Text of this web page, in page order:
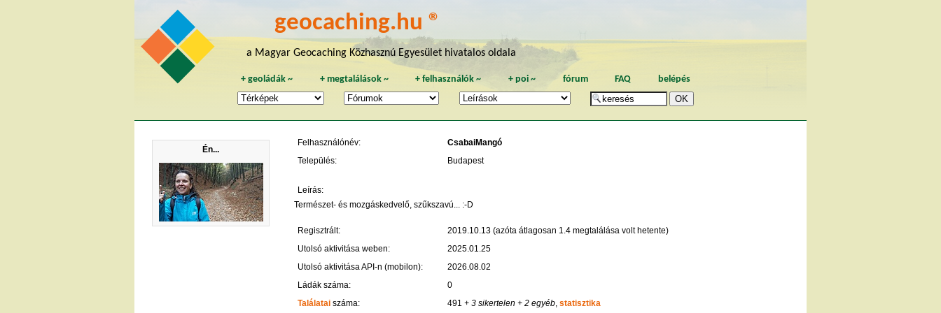
geocaching.hu ®
a Magyar Geocaching Közhasznú Egyesület hivatalos oldala
+geoládák ~ + megtalálások~ +felhasználók ~ + poi~ fórum FAQ belépés
Én...
Felhasználónév:
CsabaiMangó
Település:
Budapest
Leírás:
Természet- és mozgáskedvelő, szűkszavú... :-D
Regisztrált:
2019.10.13 (azóta átlagosan 1.4 megtalálása volt hetente)
Utolsó aktivitása weben:
2025.01.25
Utolsó aktivitása API-n (mobilon):
2026.08.02
Ládák száma:
0
Találatai száma: 491 + 3 sikertelen + 2 egyéb, statisztika